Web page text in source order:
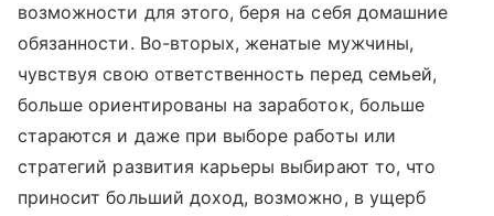
возможности для этого, беря на себя домашние
обязанности. Во-вторых, женатые мужчины,
чувствуя свою ответственность перед семьей,
больше ориентированы на заработок, больше
стараются и даже при выборе работы или
стратегий развития карьеры выбирают то, что
приносит больший доход, возможно, в ущерб